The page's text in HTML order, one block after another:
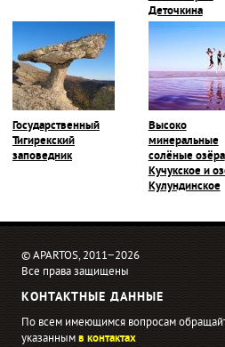
Деточкина
Государственный
Тигирекский
заповедник
Высоко
минеральные
солёные озёра
Кучукское и
Кулундинское
© APARTOS, 2011−2026
Все права защищены
КОНТАКТНЫЕ ДАННЫЕ
По всем имеющимся вопросам
указаннымв контактах